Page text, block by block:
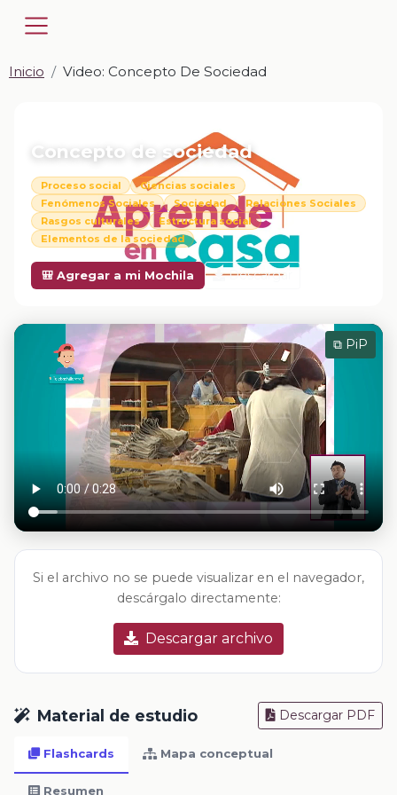
Inicio Video: Concepto De Sociedad
Concepto de sociedad
Proceso social
Ciencias sociales
Fenómenos Sociales
Sociedad
Relaciones Sociales
Rasgos culturales
Estructura social
Elementos de la sociedad
🎒 Agregar a mi Mochila Descargar
⧉ PiP
Si el archivo no se puede visualizar en el navegador,
descárgalo directamente:
Descargar archivo
Material de estudio Descargar PDF
Flashcards Mapa conceptual
Resumen